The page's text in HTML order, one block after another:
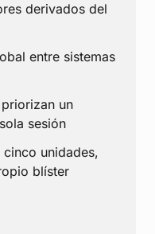
derivados del
entre sistemas
un
sesión
cinco unidades,
blíster